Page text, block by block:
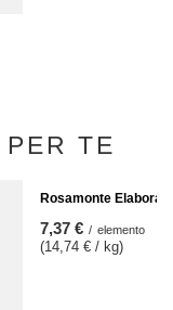
TE
Rosamonte
7,37 € / elemento
(14,74 € / kg)